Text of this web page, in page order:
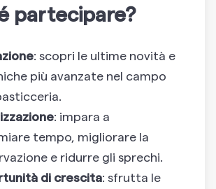
partecipare?
: scopri le ultime novità e
più avanzate nel campo
: impara a
tempo, migliorare la
e ridurre gli sprechi.
di crescita: sfrutta le